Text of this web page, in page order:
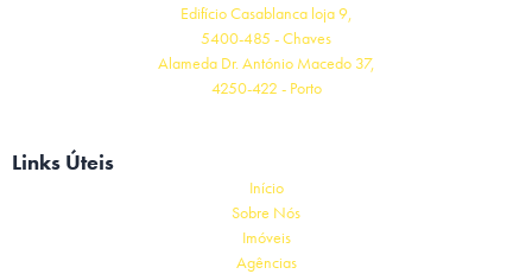
Edifício Casablanca loja 9,
5400-485 - Chaves
Alameda Dr. António Macedo 37,
4250-422 - Porto
Links Úteis
Início
Sobre Nós
Imóveis
Agências